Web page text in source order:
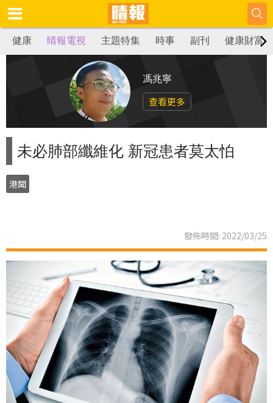
健康 晴報電視 主題特集 時事 副刊 健康財富
馮兆寧
查看更多
未必肺部纖維化 新冠患者莫太怕
港聞
發佈時間: 2022/03/25